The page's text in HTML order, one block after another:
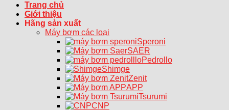
Trang chủ
Giới thiệu
Hãng sản xuất
Máy bơm các loại
Speroni
SAER
Pedrollo
Shimge
Zenit
APP
Tsurumi
CNP